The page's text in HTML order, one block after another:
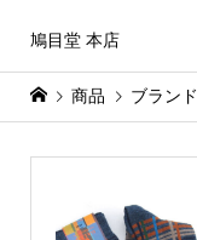
鳩目堂 本店
商品 ブランド